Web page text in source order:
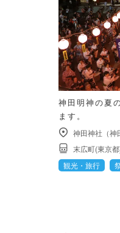
神田明神の夏
ます。
神田神社（神
末広町(東京
観光・旅行